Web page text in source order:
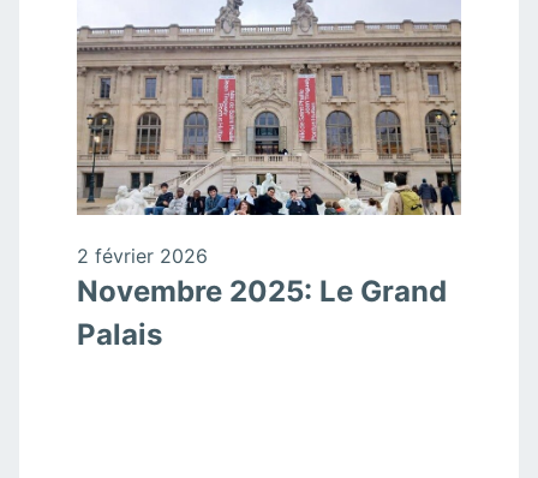
2 février 2026
Novembre 2025: Le Grand
Palais